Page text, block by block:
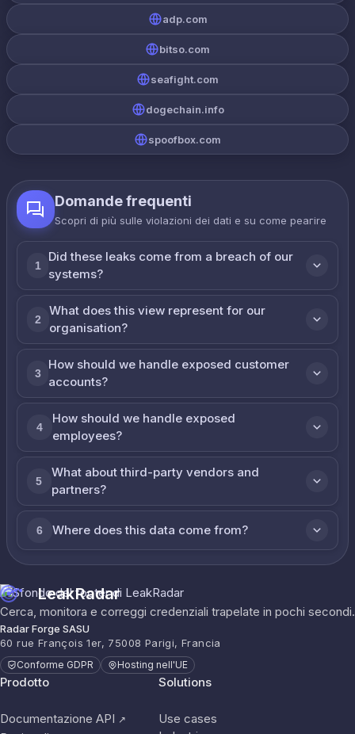
adp.com
bitso.com
seafight.com
dogechain.info
spoofbox.com
Domande frequenti
Scopri di più sulle violazioni dei dati e su come реагire
1
Did these leaks come from a breach of our
systems?
2
What does this view represent for our
organisation?
3
How should we handle exposed customer
accounts?
4
How should we handle exposed
employees?
5
What about third-party vendors and
partners?
6 Where does this data come from?
LeakRadar
Cerca, monitora e correggi credenziali trapelate in pochi secondi.
Radar Forge SASU
60 rue François 1er, 75008 Parigi, Francia
Conforme GDPR Hosting nell'UE
Prodotto
Documentazione API ↗
Solutions
Use cases